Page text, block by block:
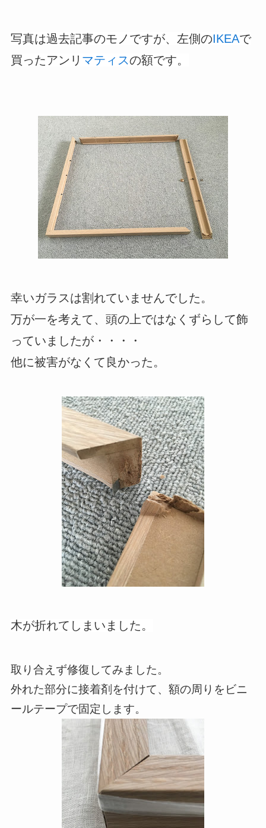
写真は過去記事のモノですが、左側のIKEAで
買ったアンリ マティスの額です。
幸いガラスは割れていませんでした。
万が一を考えて、頭の上ではなくずらして飾
っていましたが・・・・
他に被害がなくて良かった。
木が折れてしまいました。
取り合えず修復してみました。
外れた部分に接着剤を付けて、額の周りをビニ
ールテープで固定します。